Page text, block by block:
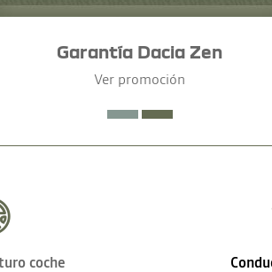
Garantía Dacia Zen
Ver promoción
coche